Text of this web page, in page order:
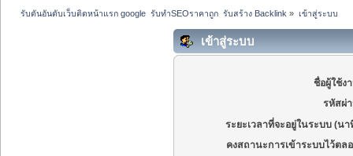
รับดันอันดับเว็บติดหน้าแรก google  รับทำSEOราคาถูก  รับสร้าง Backlink » เข้าสู่ระบบ
เข้าสู่ระบบ
ชื่อผู้ใช้ง
รหัสผ่
ระยะเวลาที่จะอยู่ในระบบ (นา
คงสถานะการเข้าระบบไว้ตล